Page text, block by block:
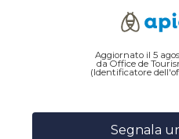
Aggiornato il 5
da Office de
(Identificatore
Segnala